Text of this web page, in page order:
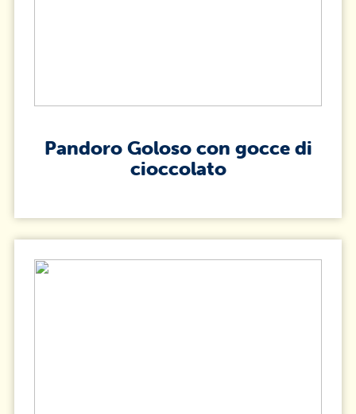
Pandoro Goloso con gocce di
cioccolato